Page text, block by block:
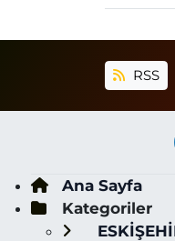
RSS
Ana Sayfa
Kategoriler